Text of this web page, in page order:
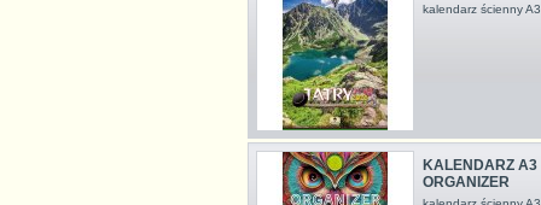
kalendarz ścienny
KALENDARZ A3
ORGANIZER